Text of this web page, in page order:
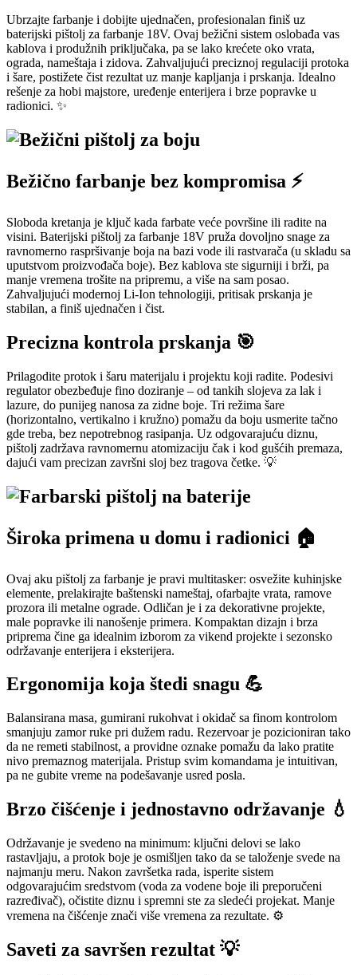
Ubrzajte farbanje i dobijte ujednačen, profesionalan finiš uz
baterijski pištolj za farbanje 18V. Ovaj bežični sistem oslobađa vas
kablova i produžnih priključaka, pa se lako krećete oko vrata,
ograda, nameštaja i zidova. Zahvaljujući preciznoj regulaciji protoka
i šare, postižete čist rezultat uz manje kapljanja i prskanja. Idealno
rešenje za hobi majstore, uređenje enterijera i brze popravke u
radionici. ✨
Bežično farbanje bez kompromisa ⚡
Sloboda kretanja je ključ kada farbate veće površine ili radite na
visini. Baterijski pištolj za farbanje 18V pruža dovoljno snage za
ravnomerno raspršivanje boja na bazi vode ili rastvarača (u skladu sa
uputstvom proizvođača boje). Bez kablova ste sigurniji i brži, pa
manje vremena trošite na pripremu, a više na sam posao.
Zahvaljujući modernoj Li-Ion tehnologiji, pritisak prskanja je
stabilan, a finiš ujednačen i čist.
Precizna kontrola prskanja 🎯
Prilagodite protok i šaru materijalu i projektu koji radite. Podesivi
regulator obezbeđuje fino doziranje – od tankih slojeva za lak i
lazure, do punijeg nanosa za zidne boje. Tri režima šare
(horizontalno, vertikalno i kružno) pomažu da boju usmerite tačno
gde treba, bez nepotrebnog rasipanja. Uz odgovarajuću diznu,
pištolj zadržava ravnomernu atomizaciju čak i kod gušćih premaza,
dajući vam precizan završni sloj bez tragova četke. 💡
Široka primena u domu i radionici 🏠
Ovaj aku pištolj za farbanje je pravi multitasker: osvežite kuhinjske
elemente, prelakirajte baštenski nameštaj, ofarbajte vrata, ramove
prozora ili metalne ograde. Odličan je i za dekorativne projekte,
male popravke ili nanošenje primera. Kompaktan dizajn i brza
priprema čine ga idealnim izborom za vikend projekte i sezonsko
održavanje enterijera i eksterijera.
Ergonomija koja štedi snagu 💪
Balansirana masa, gumirani rukohvat i okidač sa finom kontrolom
smanjuju zamor ruke pri dužem radu. Rezervoar je pozicioniran tako
da ne remeti stabilnost, a providne oznake pomažu da lako pratite
nivo premaznog materijala. Pristup svim komandama je intuitivan,
pa ne gubite vreme na podešavanje usred posla.
Brzo čišćenje i jednostavno održavanje 💧
Održavanje je svedeno na minimum: ključni delovi se lako
rastavljaju, a protok boje je osmišljen tako da se taloženje svede na
najmanju meru. Nakon završetka rada, isperite sistem
odgovarajućim sredstvom (voda za vodene boje ili preporučeni
razređivač), očistite diznu i spremni ste za sledeći projekat. Manje
vremena na čišćenje znači više vremena za rezultate. ⚙️
Saveti za savršen rezultat 💡